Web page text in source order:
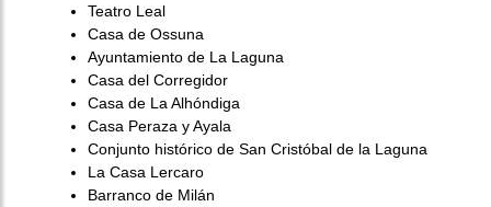
Teatro Leal
Casa de Ossuna
Ayuntamiento de La Laguna
Casa del Corregidor
Casa de La Alhóndiga
Casa Peraza y Ayala
Conjunto histórico de San Cristóbal de la Laguna
La Casa Lercaro
Barranco de Milán